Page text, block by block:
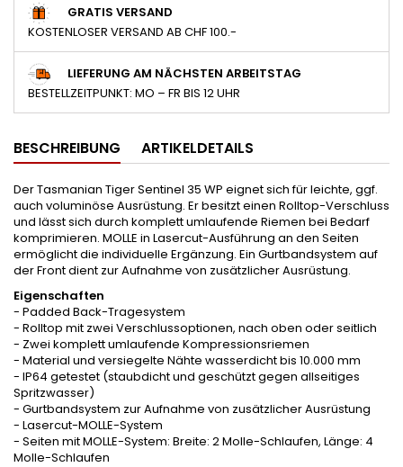
GRATIS VERSAND
KOSTENLOSER VERSAND AB CHF 100.-
LIEFERUNG AM NÄCHSTEN ARBEITSTAG
BESTELLZEITPUNKT: MO – FR BIS 12 UHR
BESCHREIBUNG ARTIKELDETAILS
Der Tasmanian Tiger Sentinel 35 WP eignet sich für leichte, ggf.
auch voluminöse Ausrüstung. Er besitzt einen Rolltop-Verschluss
und lässt sich durch komplett umlaufende Riemen bei Bedarf
komprimieren. MOLLE in Lasercut-Ausführung an den Seiten
ermöglicht die individuelle Ergänzung. Ein Gurtbandsystem auf
der Front dient zur Aufnahme von zusätzlicher Ausrüstung.
Eigenschaften
- Padded Back-Tragesystem
- Rolltop mit zwei Verschlussoptionen, nach oben oder seitlich
- Zwei komplett umlaufende Kompressionsriemen
- Material und versiegelte Nähte wasserdicht bis 10.000 mm
- IP64 getestet (staubdicht und geschützt gegen allseitiges
Spritzwasser)
- Gurtbandsystem zur Aufnahme von zusätzlicher Ausrüstung
- Lasercut-MOLLE-System
- Seiten mit MOLLE-System: Breite: 2 Molle-Schlaufen, Länge: 4
Molle-Schlaufen